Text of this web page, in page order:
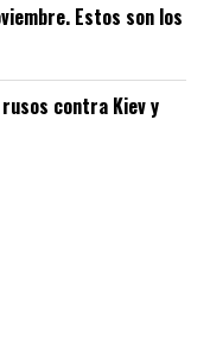
Estos son los
contra Kiev y